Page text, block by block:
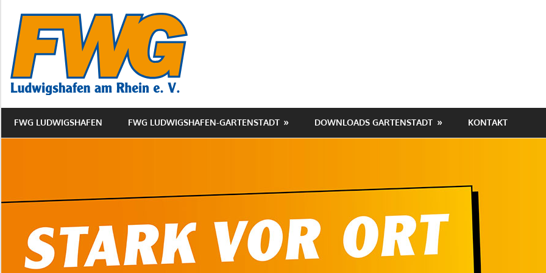
Inhalt
springen
FWG LUDWIGSHAFEN FWG LUDWIGSHAFEN-GARTENSTADT DOWNLOADS GARTENSTADT KONTAKT